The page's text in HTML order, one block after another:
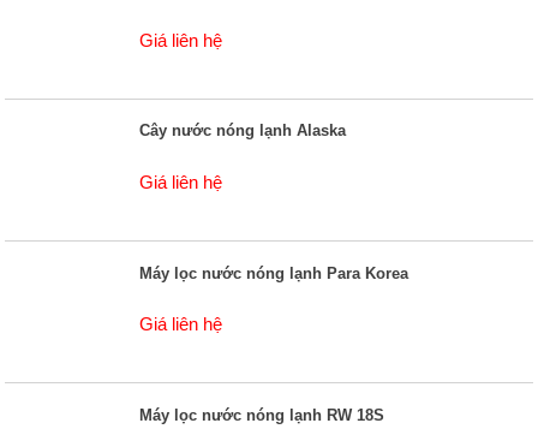
Giá liên hệ
Cây nước nóng lạnh Alaska
Giá liên hệ
Máy lọc nước nóng lạnh Para Korea
Giá liên hệ
Máy lọc nước nóng lạnh RW 18S